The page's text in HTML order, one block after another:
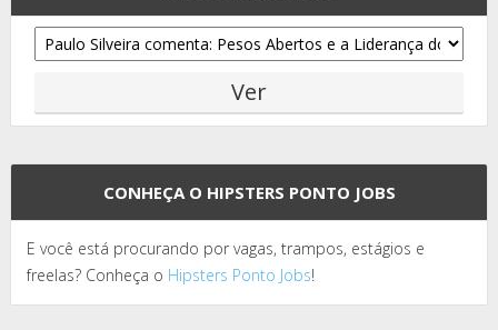
CONHEÇA O HIPSTERS PONTO JOBS
E você está procurando por vagas, trampos, estágios e
freelas? Conheça o Hipsters Ponto Jobs!